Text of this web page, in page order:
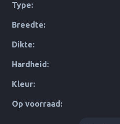
Type:
Breedte:
Dikte:
Hardheid:
Kleur:
Op voorraad: